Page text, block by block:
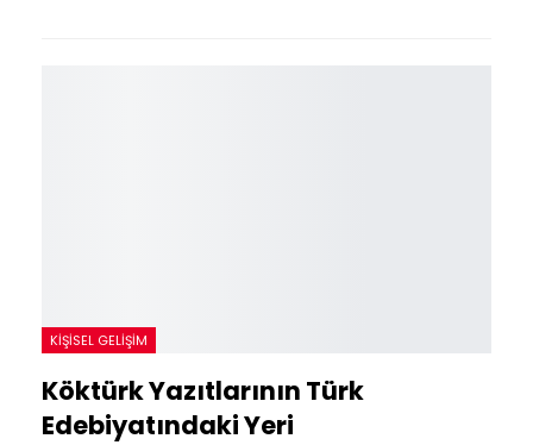
KIŞISEL GELIŞIM
Köktürk Yazıtlarının Türk
Edebiyatındaki Yeri